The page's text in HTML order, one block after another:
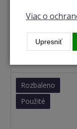
MacBook Pro
grey (2021)
Zobraziť
Rozbaleno
Použité
Viac o
Upresniť